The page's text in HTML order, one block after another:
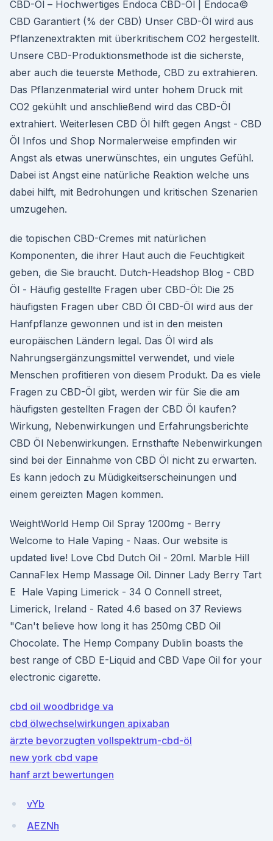
CBD-Öl – Hochwertiges Endoca CBD-Öl | Endoca©
CBD Garantiert (% der CBD) Unser CBD-Öl wird aus
Pflanzenextrakten mit überkritischem CO2 hergestellt.
Unsere CBD-Produktionsmethode ist die sicherste,
aber auch die teuerste Methode, CBD zu extrahieren.
Das Pflanzenmaterial wird unter hohem Druck mit
CO2 gekühlt und anschließend wird das CBD-Öl
extrahiert. Weiterlesen CBD Öl hilft gegen Angst - CBD
Öl Infos und Shop Normalerweise empfinden wir
Angst als etwas unerwünschtes, ein ungutes Gefühl.
Dabei ist Angst eine natürliche Reaktion welche uns
dabei hilft, mit Bedrohungen und kritischen Szenarien
umzugehen.
die topischen CBD-Cremes mit natürlichen
Komponenten, die ihrer Haut auch die Feuchtigkeit
geben, die Sie braucht. Dutch-Headshop Blog - CBD
Öl - Häufig gestellte Fragen uber CBD-Öl: Die 25
häufigsten Fragen uber CBD Öl CBD-Öl wird aus der
Hanfpflanze gewonnen und ist in den meisten
europäischen Ländern legal. Das Öl wird als
Nahrungsergänzungsmittel verwendet, und viele
Menschen profitieren von diesem Produkt. Da es viele
Fragen zu CBD-Öl gibt, werden wir für Sie die am
häufigsten gestellten Fragen der CBD Öl kaufen?
Wirkung, Nebenwirkungen und Erfahrungsberichte
CBD Öl Nebenwirkungen. Ernsthafte Nebenwirkungen
sind bei der Einnahme von CBD Öl nicht zu erwarten.
Es kann jedoch zu Müdigkeitserscheinungen und
einem gereizten Magen kommen.
WeightWorld Hemp Oil Spray 1200mg - Berry
Welcome to Hale Vaping - Naas. Our website is
updated live! Love Cbd Dutch Oil - 20ml. Marble Hill
CannaFlex Hemp Massage Oil. Dinner Lady Berry Tart
E Hale Vaping Limerick - 34 O Connell street,
Limerick, Ireland - Rated 4.6 based on 37 Reviews
"Can't believe how long it has 250mg CBD Oil
Chocolate. The Hemp Company Dublin boasts the
best range of CBD E-Liquid and CBD Vape Oil for your
electronic cigarette.
cbd oil woodbridge va
cbd ölwechselwirkungen apixaban
ärzte bevorzugten vollspektrum-cbd-öl
new york cbd vape
hanf arzt bewertungen
vYb
AEZNh